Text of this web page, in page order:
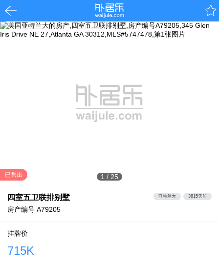
1 / 25
已售出
四室五卫联排别墅
房产编号 A79205
亚特兰大 3615天前
挂牌价
715K